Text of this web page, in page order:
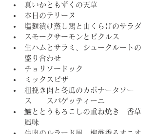
真いかともずくの天草
本日のテリーヌ
塩麹漬け蒸し鶏と山くらげのサラダ
スモークサーモンとピクルス
生ハムとサラミ、シュークルートの
盛り合わせ
チョリソードック
ミックスピザ
粗挽き肉と冬瓜のカポナータソー
ス　　スパゲッティーニ
鱸ととうもろこしの重ね焼き　香草
風味